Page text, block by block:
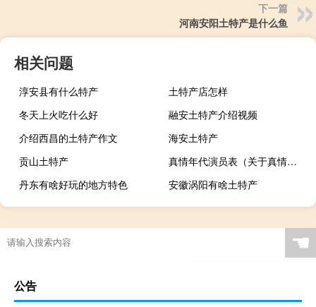
下一篇
河南安阳土特产是什么鱼
相关问题
淳安县有什么特产
土特产店怎样
冬天上火吃什么好
融安土特产介绍视频
介绍西昌的土特产作文
海安土特产
贡山土特产
真情年代演员表（关于真情年代演员表的介绍）
丹东有啥好玩的地方特色
安徽涡阳有啥土特产
☚
公告